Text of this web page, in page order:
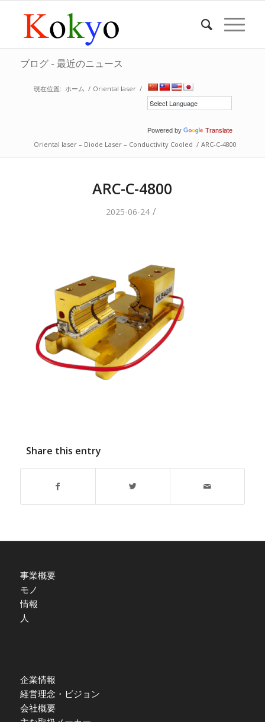
ブログ - 最近のニュース
Powered by Translate
現在位置: ホーム / Oriental laser /
Oriental laser – Diode Laser – Conductivity Cooled / ARC-C-4800
ARC-C-4800
2025-06-24 /
Share this entry
事業概要
モノ
情報
人
企業情報
経営理念・ビジョン
会社概要